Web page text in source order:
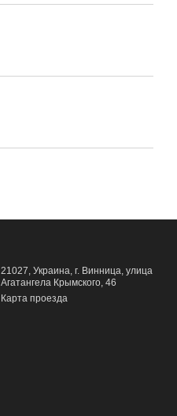
21027, Украина, г. Винница, улица
Агатангела Крымского, 46
Карта проезда